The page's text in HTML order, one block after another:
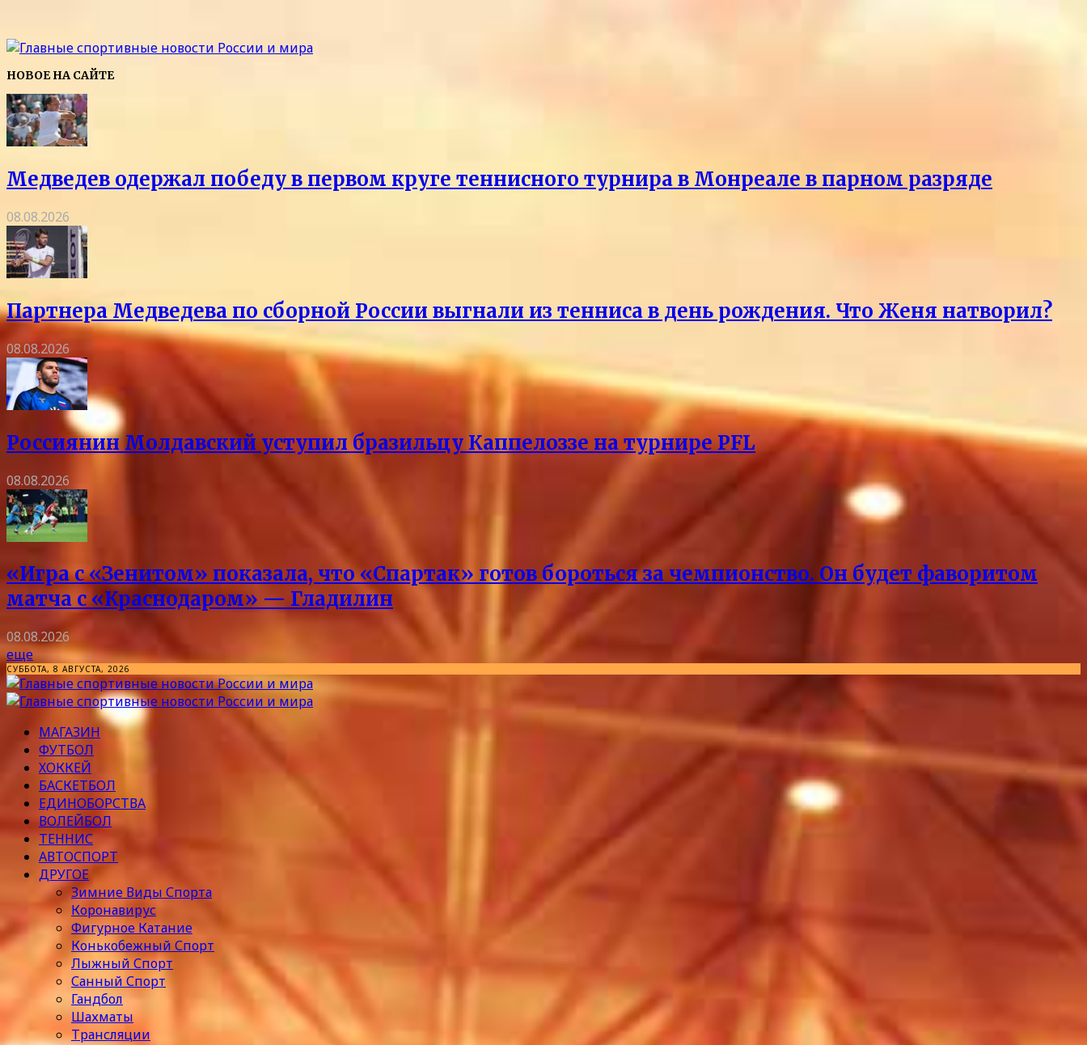
НОВОЕ НА САЙТЕ
Медведев одержал победу в первом круге теннисного турнира в Монреале в парном разряде
08.08.2026
Партнера Медведева по сборной России выгнали из тенниса в день рождения. Что Женя натворил?
08.08.2026
Россиянин Молдавский уступил бразильцу Каппелоззе на турнире PFL
08.08.2026
«Игра с «Зенитом» показала, что «Спартак» готов бороться за чемпионство. Он будет фаворитом
матча с «Краснодаром» — Гладилин
08.08.2026
еще
СУББОТА, 8 АВГУСТА, 2026
МАГАЗИН
ФУТБОЛ
ХОККЕЙ
БАСКЕТБОЛ
ЕДИНОБОРСТВА
ВОЛЕЙБОЛ
ТЕННИС
АВТОСПОРТ
ДРУГОЕ
Зимние Виды Спорта
Коронавирус
Фигурное Катание
Конькобежный Спорт
Лыжный Спорт
Санный Спорт
Гандбол
Шахматы
Трансляции